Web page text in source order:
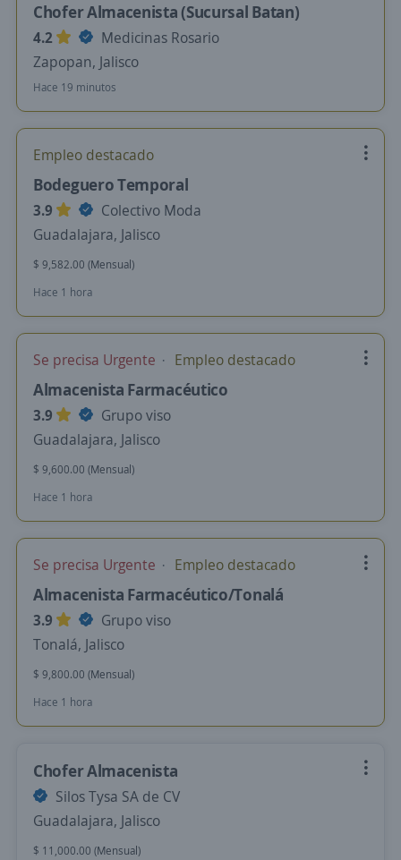
Chofer Almacenista (Sucursal Batan)
4.2
Medicinas Rosario
Zapopan, Jalisco
Hace 19 minutos
Empleo destacado
Bodeguero Temporal
3.9
Colectivo Moda
Guadalajara, Jalisco
$ 9,582.00 (Mensual)
Hace 1 hora
Se precisa Urgente Empleo destacado
Almacenista Farmacéutico
3.9
Grupo viso
Guadalajara, Jalisco
$ 9,600.00 (Mensual)
Hace 1 hora
Se precisa Urgente Empleo destacado
Almacenista Farmacéutico/Tonalá
3.9
Grupo viso
Tonalá, Jalisco
$ 9,800.00 (Mensual)
Hace 1 hora
Chofer Almacenista
Silos Tysa SA de CV
Guadalajara, Jalisco
$ 11,000.00 (Mensual)